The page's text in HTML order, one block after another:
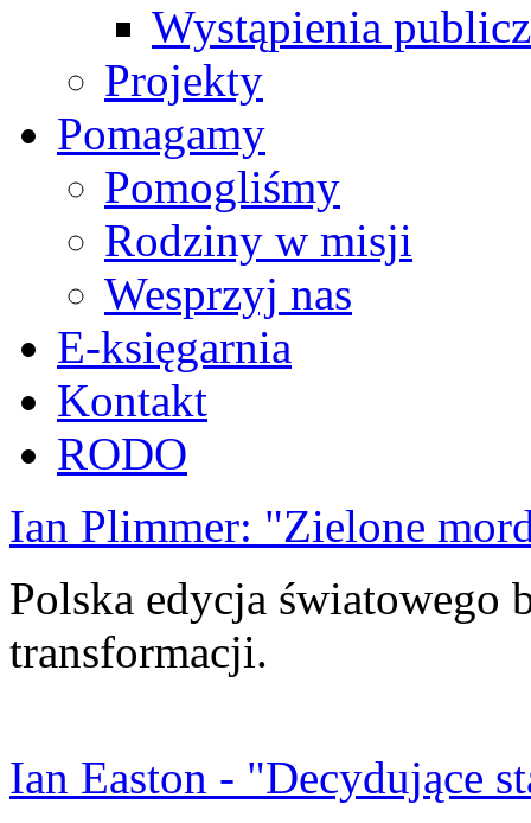
Wystąpienia
Projekty
Pomagamy
Pomogliśmy
Rodziny w misji
Wesprzyj nas
E-księgarnia
Kontakt
RODO
Ian Plimmer: "Zielone
Polska edycja światowego
transformacji.
Ian Easton - "Decydujące